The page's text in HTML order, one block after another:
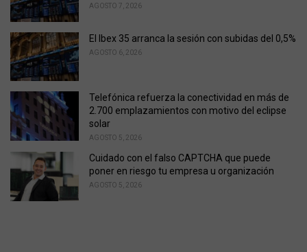
AGOSTO 7, 2026
El Ibex 35 arranca la sesión con subidas del 0,5%
AGOSTO 6, 2026
Telefónica refuerza la conectividad en más de
2.700 emplazamientos con motivo del eclipse
solar
AGOSTO 5, 2026
Cuidado con el falso CAPTCHA que puede
poner en riesgo tu empresa u organización
AGOSTO 5, 2026